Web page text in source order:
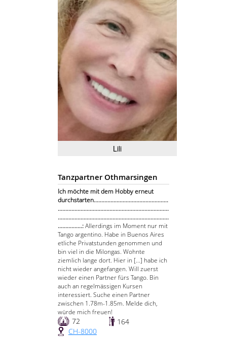
Lili
Tanzpartner Othmarsingen
Ich möchte mit dem Hobby erneut
durchstarten.................................................
.........................................................................
.........................................................................
................:Allerdings im Moment nur mit
Tango argentino. Habe in Buenos Aires
etliche Privatstunden genommen und
bin viel in die Milongas. Wohnte
ziemlich lange dort. Hier in [...] habe ich
nicht wieder angefangen. Will zuerst
wieder einen Partner fürs Tango. Bin
auch an regelmässigen Kursen
interessiert. Suche einen Partner
zwischen 1.78m-1.85m. Melde dich,
würde mich freuen!
72
164
CH-8000